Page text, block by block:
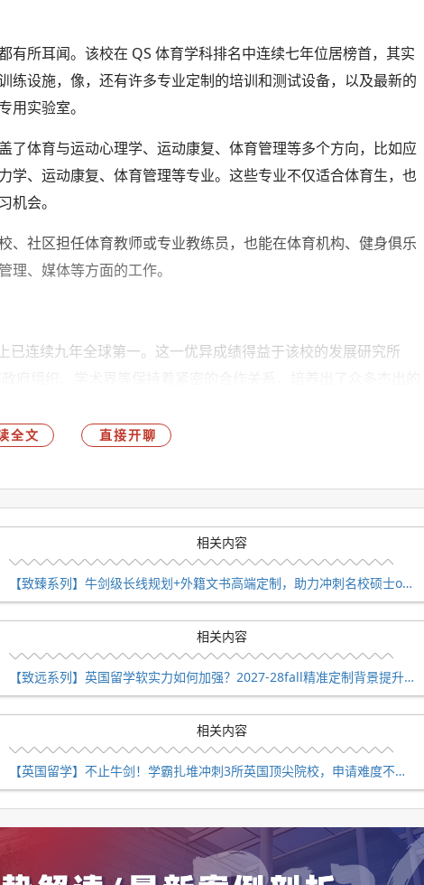
有所耳闻。该校在 QS 体育学科排名中连续七年位居榜首，其实
练设施，像，还有许多专业定制的培训和测试设备，以及最新的
用实验室。
了体育与运动心理学、运动康复、体育管理等多个方向，比如应
学、运动康复、体育管理等专业。这些专业不仅适合体育生，也
机会。
、社区担任体育教师或专业教练员，也能在体育机构、健身俱乐
、媒体等方面的工作。
已连续九年全球第一。这一优异成绩得益于该校的发展研究所
共机构、非营利组织、研究机构或企业与跨国组织工作的同学来
排名中位居英国第 1、世界第 3。该校拥有全英规模较大的语言
了 40 多位语言学领域的专业人才。
踪实验室、语音实验室、大脑和双语体验实验室(BaBEL)，以及世
学语料库方法中心(CASS)。
择，包括应用语言学与对外英语教学、话语研究、跨文化商务交
硕士等专业。对于未来想从事教育、外事、外贸、翻译、新闻出
学生来说，语言学专业是个不错的选择，毕业后可在这些领域
值得申请。QS100 之外的这些大学，在专业领域各有优势，申请
在专业上有所建树的学生来说，是非常不错的选择。
全文 直接开聊
相关内容
【致臻系列】牛剑级长线规划+外籍文书高端定制，助力冲刺名校硕士offer！
相关内容
【致远系列】英国留学软实力如何加强？2027-28fall精准定制背景提升！
相关内容
【英国留学】不止牛剑！学霸扎堆冲刺3所英国顶尖院校，申请难度不输牛津剑桥